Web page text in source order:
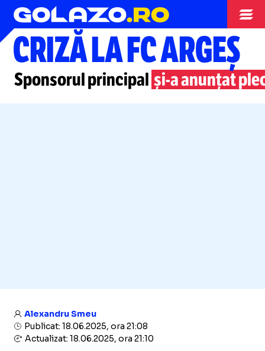
Superliga
CRIZĂ LA FC ARGEȘ
Sponsorul principal și-aanunțat
Alexandru Smeu
Publicat: 18.06.2025, ora 21:08
Actualizat: 18.06.2025, ora 21:10